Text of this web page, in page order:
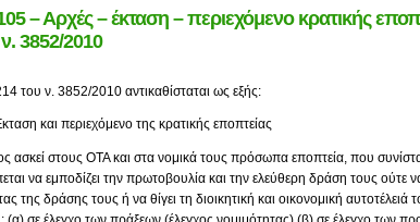
– Αρχές – έκταση – περιεχόμενο κρατικής
3852/2010
του ν. 3852/2010 αντικαθίσταται ως εξής:
και περιεχόμενο της κρατικής εποπτείας
ασκεί στους ΟΤΑ και στα νομικά τους πρόσωπα εποπτεία, που
να εμποδίζει την πρωτοβουλία και την ελεύθερη δράση τους ούτε
της δράσης τους ή να θίγει τη διοικητική και οικονομική
: (α) σε έλεγχο των πράξεων (έλεγχος νομιμότητας) (β) σε έλεγχο των